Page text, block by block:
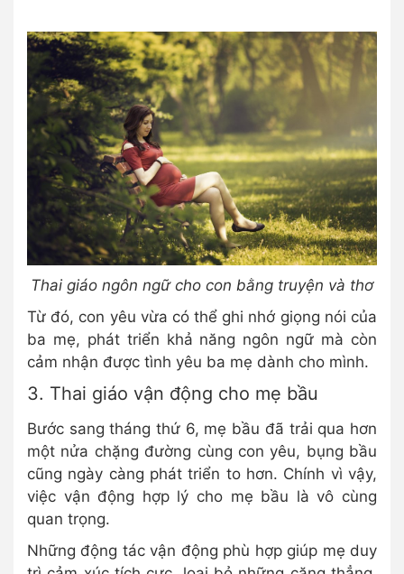
Thai giáo ngôn ngữ cho con bằng truyện và thơ
Từ đó, con yêu vừa có thể ghi nhớ giọng nói của
ba mẹ, phát triển khả năng ngôn ngữ mà còn
cảm nhận được tình yêu ba mẹ dành cho mình.
3. Thai giáo vận động cho mẹ bầu
Bước sang tháng thứ 6, mẹ bầu đã trải qua hơn
một nửa chặng đường cùng con yêu, bụng bầu
cũng ngày càng phát triển to hơn. Chính vì vậy,
việc vận động hợp lý cho mẹ bầu là vô cùng
quan trọng.
Những động tác vận động phù hợp giúp mẹ duy